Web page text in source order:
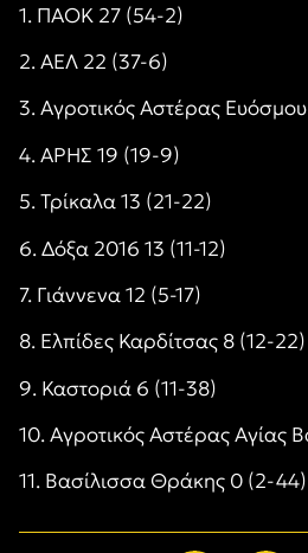
1. ΠΑΟΚ 27 (54-2)
2. ΑΕΛ 22 (37-6)
3. Αγροτικός Αστέρας
4. ΑΡΗΣ 19 (19-9)
5. Τρίκαλα 13 (21-22)
6. Δόξα 2016 13 (11-12)
7. Γιάννενα 12 (5-17)
8. Ελπίδες Καρδίτσας 8 (12-22)
9. Καστοριά 6 (11-38)
10. Αγροτικός Αστέρας
11. Βασίλισσα Θράκης 0 (2-44)